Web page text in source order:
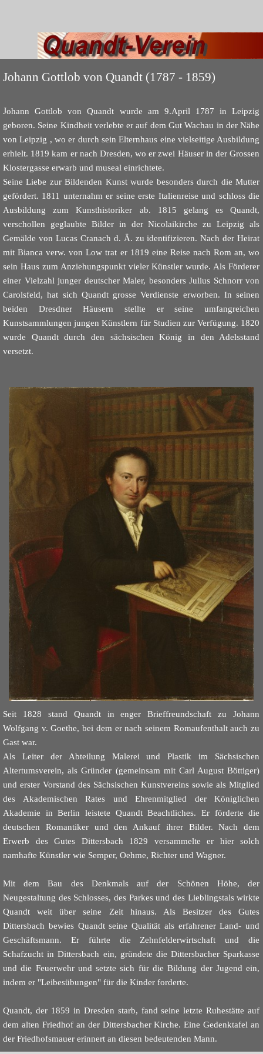
Johann Gottlob von Quandt (1787 - 1859)
Johann Gottlob von Quandt wurde am 9.April 1787 in Leipzig
geboren. Seine Kindheit verlebte er auf dem Gut Wachau in der Nähe
von Leipzig , wo er durch sein Elternhaus eine vielseitige Ausbildung
erhielt. 1819 kam er nach Dresden, wo er zwei Häuser in der Grossen
Klostergasse erwarb und museal einrichtete.
Seine Liebe zur Bildenden Kunst wurde besonders durch die Mutter
gefördert. 1811 unternahm er seine erste Italienreise und schloss die
Ausbildung zum Kunsthistoriker ab. 1815 gelang es Quandt,
verschollen geglaubte Bilder in der Nicolaikirche zu Leipzig als
Gemälde von Lucas Cranach d. Ä. zu identifizieren. Nach der Heirat
mit Bianca verw. von Low trat er 1819 eine Reise nach Rom an, wo
sein Haus zum Anziehungspunkt vieler Künstler wurde. Als Förderer
einer Vielzahl junger deutscher Maler, besonders Julius Schnorr von
Carolsfeld, hat sich Quandt grosse Verdienste erworben. In seinen
beiden Dresdner Häusern stellte er seine umfangreichen
Kunstsammlungen jungen Künstlern für Studien zur Verfügung. 1820
wurde Quandt durch den sächsischen König in den Adelsstand
versetzt.
Seit 1828 stand Quandt in enger Brieffreundschaft zu Johann
Wolfgang v. Goethe, bei dem er nach seinem Romaufenthalt auch zu
Gast war.
Als Leiter der Abteilung Malerei und Plastik im Sächsischen
Altertumsverein, als Gründer (gemeinsam mit Carl August Böttiger)
und erster Vorstand des Sächsischen Kunstvereins sowie als Mitglied
des Akademischen Rates und Ehrenmitglied der Königlichen
Akademie in Berlin leistete Quandt Beachtliches. Er förderte die
deutschen Romantiker und den Ankauf ihrer Bilder. Nach dem
Erwerb des Gutes Dittersbach 1829 versammelte er hier solch
namhafte Künstler wie Semper, Oehme, Richter und Wagner.
Mit dem Bau des Denkmals auf der Schönen Höhe, der
Neugestaltung des Schlosses, des Parkes und des Lieblingstals wirkte
Quandt weit über seine Zeit hinaus. Als Besitzer des Gutes
Dittersbach bewies Quandt seine Qualität als erfahrener Land- und
Geschäftsmann. Er führte die Zehnfelderwirtschaft und die
Schafzucht in Dittersbach ein, gründete die Dittersbacher Sparkasse
und die Feuerwehr und setzte sich für die Bildung der Jugend ein,
indem er "Leibesübungen" für die Kinder forderte.
Quandt, der 1859 in Dresden starb, fand seine letzte Ruhestätte auf
dem alten Friedhof an der Dittersbacher Kirche. Eine Gedenktafel an
der Friedhofsmauer erinnert an diesen bedeutenden Mann.